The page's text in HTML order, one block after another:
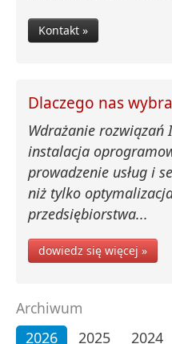
Kontakt »
Dlaczego nas
Wdrażanie rozwiązań
instalacja
prowadzenie usług i
niż tylko
przedsiębiorstwa...
dowiedz się więcej »
Archiwum
2026
2025 2024